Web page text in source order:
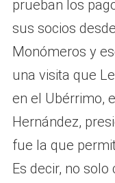
prueban los
sus socios
Monómeros y
una visita que
en el Ubérrimo,
Hernández,
fue la que
Es decir, no